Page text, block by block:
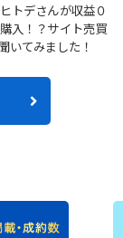
トデさんが収益０
入！？サイト売買
いてみました！